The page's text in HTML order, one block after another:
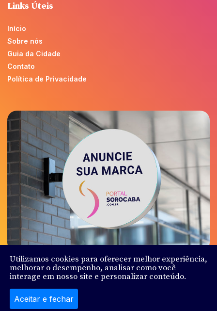
Links Úteis
Início
Sobre nós
Guia da Cidade
Contato
Política de Privacidade
© Sorocaba.Com - Todos os direitos reservados - Feito
Utilizamos cookies para oferecer melhor experiência,
melhorar o desempenho, analisar como você
interage em nosso site e personalizar conteúdo.
Aceitar e fechar